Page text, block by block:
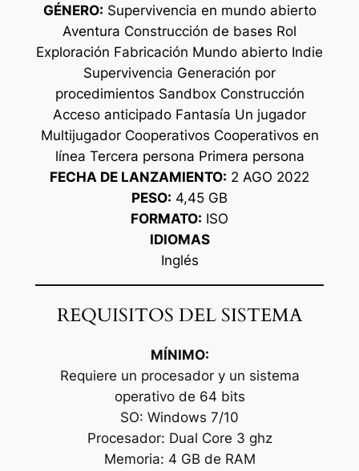
GÉNERO: Supervivencia en mundo abierto
Aventura Construcción de bases Rol
Exploración Fabricación Mundo abierto Indie
Supervivencia Generación por
procedimientos Sandbox Construcción
Acceso anticipado Fantasía Un jugador
Multijugador Cooperativos Cooperativos en
línea Tercera persona Primera persona
FECHA DE LANZAMIENTO: 2 AGO 2022
PESO: 4,45 GB
FORMATO: ISO
IDIOMAS
Inglés
REQUISITOS DEL SISTEMA
MÍNIMO:
Requiere un procesador y un sistema
operativo de 64 bits
SO: Windows 7/10
Procesador: Dual Core 3 ghz
Memoria: 4 GB de RAM